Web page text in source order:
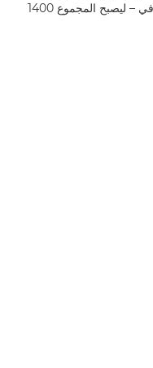
وقد طرح تحديث البرنامج 300 تصميم إضافي – ليصبح المجموع 1400